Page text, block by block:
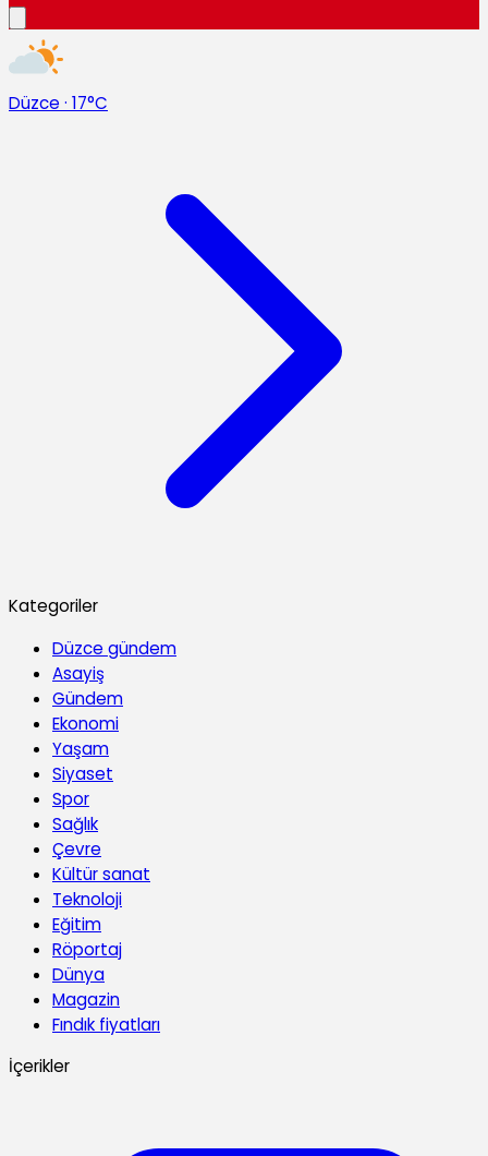
Düzce · 17°C
Kategoriler
Düzce gündem
Asayiş
Gündem
Ekonomi
Yaşam
Siyaset
Spor
Sağlık
Çevre
Kültür sanat
Teknoloji
Eğitim
Röportaj
Dünya
Magazin
Fındık fiyatları
İçerikler